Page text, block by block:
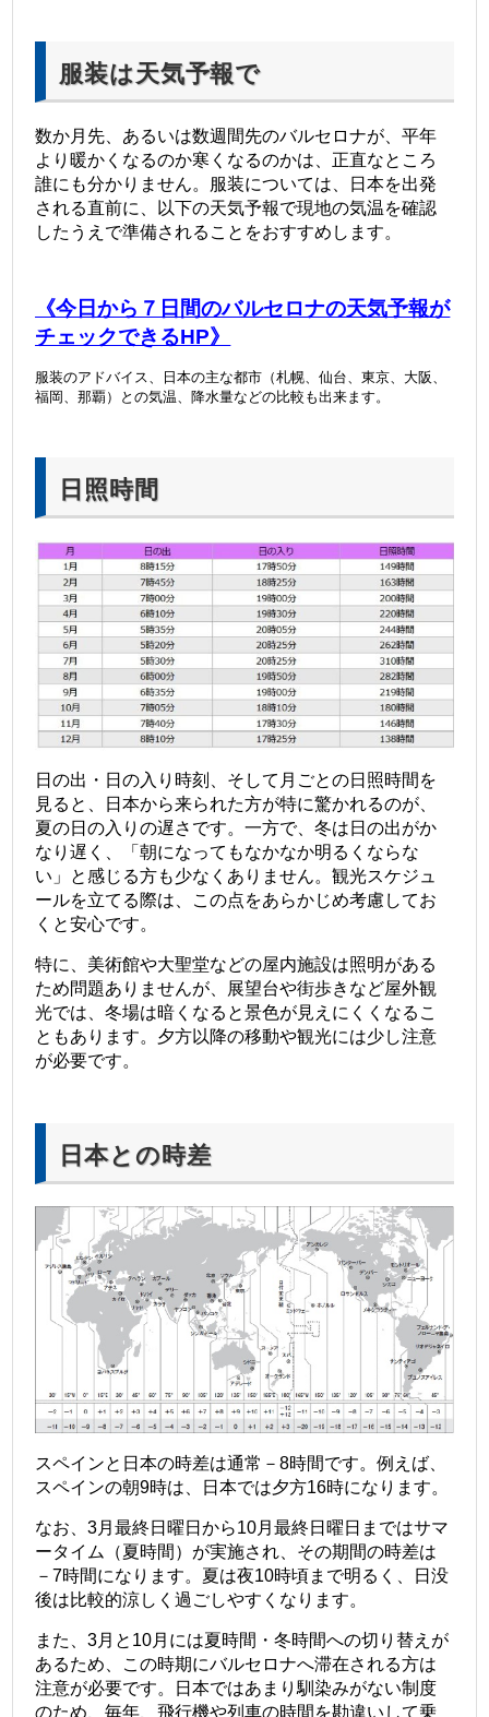
服装は天気予報で
数か月先、あるいは数週間先のバルセロナが、平年
より暖かくなるのか寒くなるのかは、正直なところ
誰にも分かりません。
服装については、日本を出発
される直前に、以下の天気予報で現地の気温を確認
したうえで準備されることをおすすめします。
《今日から７日間のバルセロナの天気予報が
チェックできるHP》
服装のアドバイス、日本の主な都市（札幌、仙台、東京、大阪、
福岡、那覇）との気温、 降水量などの比較も出来ます。
日照時間
日の出・日の入り時刻、そして月ごとの日照時間を
見ると、日本から来られた方が特に驚かれるのが、
夏の日の入りの遅さです。一方で、冬は日の出がか
なり遅く、「朝になってもなかなか明るくならな
い」と感じる方も少なくありません。観光スケジュ
ールを立てる際は、この点をあらかじめ考慮してお
くと安心です。
特に、美術館や大聖堂などの屋内施設は照明がある
ため問題ありませんが、展望台や街歩きなど屋外観
光では、冬場は暗くなると景色が見えにくくなるこ
ともあります。夕方以降の移動や観光には少し注意
が必要です。
日本との時差
スペインと日本の時差は通常－8時間です。例えば、
スペインの朝9時は、日本では夕方16時になります。
なお、3月最終日曜日から10月最終日曜日まではサマ
ータイム（夏時間）が実施され、その期間の時差は
－7時間になります。夏は夜10時頃まで明るく、日没
後は比較的涼しく過ごしやすくなります。
また、3月と10月には夏時間・冬時間への切り替えが
あるため、この時期にバルセロナへ滞在される方は
注意が必要です。
日本ではあまり馴染みがない制度
のため、毎年、飛行機や列車の時間を勘違いして乗